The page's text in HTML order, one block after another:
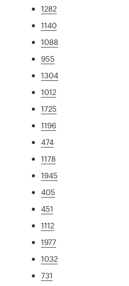
1282
1140
1088
955
1304
1012
1725
1196
474
1178
1945
405
451
1112
1977
1032
731